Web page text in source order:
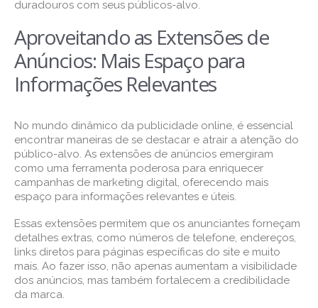
duradouros com seus públicos-alvo.
Aproveitando as Extensões de
Anúncios: Mais Espaço para
Informações Relevantes
No mundo dinâmico da publicidade online, é essencial
encontrar maneiras de se destacar e atrair a atenção do
público-alvo. As extensões de anúncios emergiram
como uma ferramenta poderosa para enriquecer
campanhas de marketing digital, oferecendo mais
espaço para informações relevantes e úteis.
Essas extensões permitem que os anunciantes forneçam
detalhes extras, como números de telefone, endereços,
links diretos para páginas específicas do site e muito
mais. Ao fazer isso, não apenas aumentam a visibilidade
dos anúncios, mas também fortalecem a credibilidade
da marca.